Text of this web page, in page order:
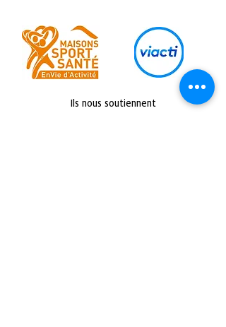
Ils nous soutiennent